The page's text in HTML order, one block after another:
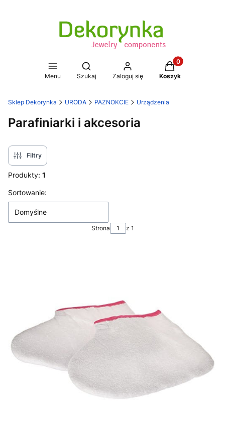
Menu
Otwórz wyszukiwarkę
Szukaj Zaloguj się
Produkty w
Koszyk
Sklep Dekorynka URODA PAZNOKCIE Urządzenia
Parafiniarki i akcesoria
Filtry
Produkty: 1
Lista produktów
Sortowanie:
Domyślne
Strona z 1